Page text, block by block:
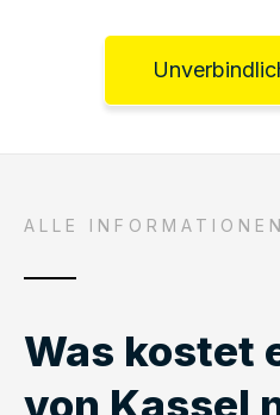
ALLE
Was kostet
von Kassel